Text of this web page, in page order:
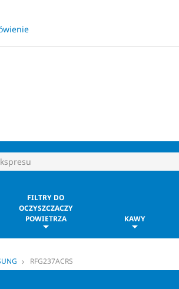
FILTRY DO
OCZYSZCZACZY
POWIETRZA
KAWY
RFG237ACRS